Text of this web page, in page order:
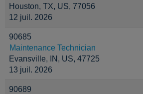
Houston, TX, US, 77056
12 juil. 2026
90685
Maintenance Technician
Evansville, IN, US, 47725
13 juil. 2026
90689